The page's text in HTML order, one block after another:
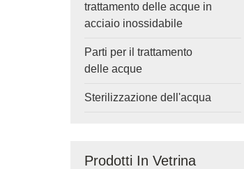
trattamento delle acque in
acciaio inossidabile
Parti per il trattamento
delle acque
Sterilizzazione dell'acqua
Prodotti In Vetrina